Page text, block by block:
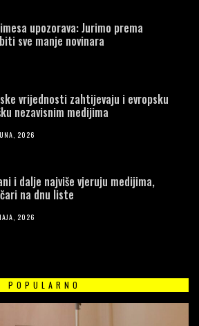
upozorava: Jurimo prema
sve manje novinara
vrijednosti zahtijevaju i evropsku
nezavisnim medijima
2026
i dalje najviše vjeruju medijima,
na dnu liste
2026
POPULARNO